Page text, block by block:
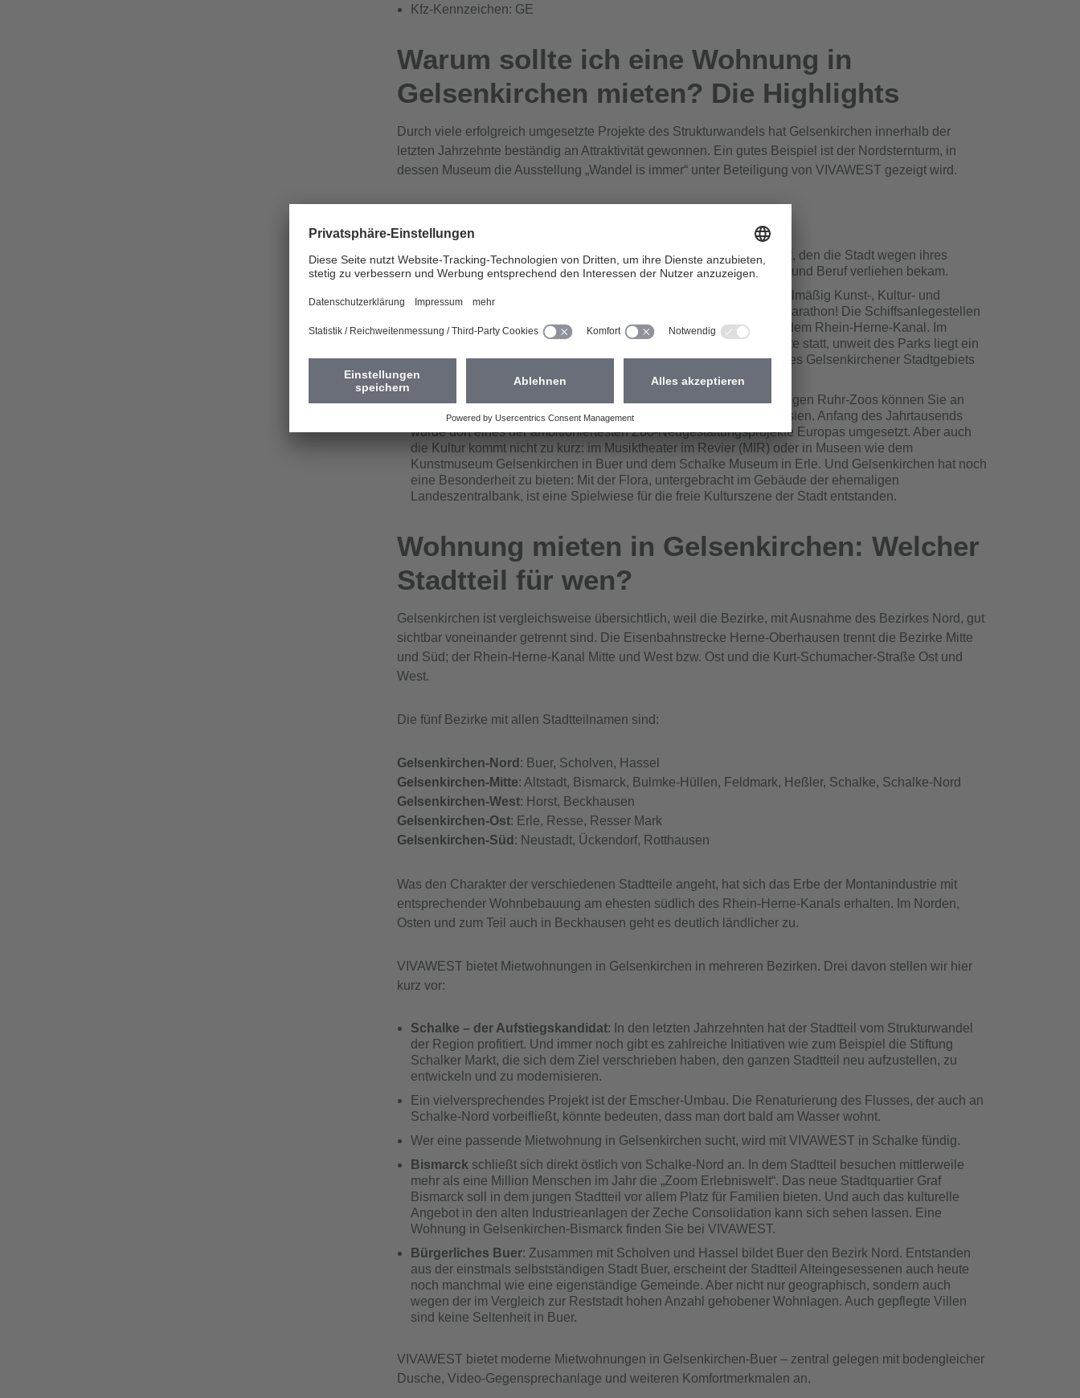
Kfz-Kennzeichen: GE
Warum sollte ich eine Wohnung in
Gelsenkirchen mieten? Die Highlights
Durch viele erfolgreich umgesetzte Projekte des Strukturwandels hat Gelsenkirchen innerhalb der
letzten Jahrzehnte beständig an Attraktivität gewonnen. Ein gutes Beispiel ist der Nordsternturm, in
dessen Museum die Ausstellung „Wandel is immer“ unter Beteiligung von VIVAWEST gezeigt wird.
kinderfreundlich, wie der European City for Children Award beweist, den die Stadt wegen ihres
Angebots an Kindertagesstätten und der Vereinbarkeit von Familie und Beruf verliehen bekam.
grün, wie zum Beispiel im Nordsternpark mit Amphitheater, wo regelmäßig Kunst-, Kultur- und
Sportveranstaltungen stattfinden – darunter auch der VIVAWEST Marathon! Die Schiffsanlegestellen
im Nordsternpark fungieren als Ausgangpunkt für Rundfahrten auf dem Rhein-Herne-Kanal. Im
„Kinderland“ finden Umweltbildungsveranstaltungen für kleine Gäste statt, unweit des Parks liegt ein
dazugehöriger Erlebnisbauernhof. Insgesamt sind mehr als 45 % des Gelsenkirchener Stadtgebiets
Freiflächen.
jung und aktiv: In der „Zoom Erlebniswelt“ am Standort des ehemaligen Ruhr-Zoos können Sie an
einem Tag eine Weltreise machen – von Alaska über Afrika nach Asien. Anfang des Jahrtausends
wurde dort eines der ambitioniertesten Zoo-Neugestaltungsprojekte Europas umgesetzt. Aber auch
die Kultur kommt nicht zu kurz: im Musiktheater im Revier (MIR) oder in Museen wie dem
Kunstmuseum Gelsenkirchen in Buer und dem Schalke Museum in Erle. Und Gelsenkirchen hat noch
eine Besonderheit zu bieten: Mit der Flora, untergebracht im Gebäude der ehemaligen
Landeszentralbank, ist eine Spielwiese für die freie Kulturszene der Stadt entstanden.
Wohnung mieten in Gelsenkirchen: Welcher
Stadtteil für wen?
Gelsenkirchen ist vergleichsweise übersichtlich, weil die Bezirke, mit Ausnahme des Bezirkes Nord, gut
sichtbar voneinander getrennt sind. Die Eisenbahnstrecke Herne-Oberhausen trennt die Bezirke Mitte
und Süd; der Rhein-Herne-Kanal Mitte und West bzw. Ost und die Kurt-Schumacher-Straße Ost und
West.
Die fünf Bezirke mit allen Stadtteilnamen sind:
Gelsenkirchen-Nord : Buer, Scholven, Hassel
Gelsenkirchen-Mitte: Altstadt, Bismarck, Bulmke-Hüllen, Feldmark, Heßler, Schalke, Schalke-Nord
Gelsenkirchen-West: Horst, Beckhausen
Gelsenkirchen-Ost: Erle, Resse, Resser Mark
Gelsenkirchen-Süd : Neustadt, Ückendorf, Rotthausen
Was den Charakter der verschiedenen Stadtteile angeht, hat sich das Erbe der Montanindustrie mit
entsprechender Wohnbebauung am ehesten südlich des Rhein-Herne-Kanals erhalten. Im Norden,
Osten und zum Teil auch in Beckhausen geht es deutlich ländlicher zu.
VIVAWEST bietet Mietwohnungen in Gelsenkirchen in mehreren Bezirken. Drei davon stellen wir hier
kurz vor:
Schalke – der Aufstiegskandidat: In den letzten Jahrzehnten hat der Stadtteil vom Strukturwandel
der Region profitiert. Und immer noch gibt es zahlreiche Initiativen wie zum Beispiel die Stiftung
Schalker Markt, die sich dem Ziel verschrieben haben, den ganzen Stadtteil neu aufzustellen, zu
entwickeln und zu modernisieren.
Ein vielversprechendes Projekt ist der Emscher-Umbau. Die Renaturierung des Flusses, der auch an
Schalke-Nord vorbeifließt, könnte bedeuten, dass man dort bald am Wasser wohnt.
Wer eine passende Mietwohnung in Gelsenkirchen sucht, wird mit VIVAWEST in Schalke fündig.
Bismarck schließt sich direkt östlich von Schalke-Nord an. In dem Stadtteil besuchen mittlerweile
mehr als eine Million Menschen im Jahr die „Zoom Erlebniswelt“. Das neue Stadtquartier Graf
Bismarck soll in dem jungen Stadtteil vor allem Platz für Familien bieten. Und auch das kulturelle
Angebot in den alten Industrieanlagen der Zeche Consolidation kann sich sehen lassen. Eine
Wohnung in Gelsenkirchen-Bismarck finden Sie bei VIVAWEST.
Bürgerliches Buer: Zusammen mit Scholven und Hassel bildet Buer den Bezirk Nord. Entstanden
aus der einstmals selbstständigen Stadt Buer, erscheint der Stadtteil Alteingesessenen auch heute
noch manchmal wie eine eigenständige Gemeinde. Aber nicht nur geographisch, sondern auch
wegen der im Vergleich zur Reststadt hohen Anzahl gehobener Wohnlagen. Auch gepflegte Villen
sind keine Seltenheit in Buer.
VIVAWEST bietet moderne Mietwohnungen in Gelsenkirchen-Buer – zentral gelegen mit bodengleicher
Dusche, Video-Gegensprechanlage und weiteren Komfortmerkmalen an.